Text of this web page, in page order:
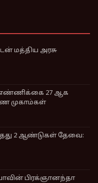
மத்திய அரசு
எண்ணிக்கை 27 ஆக
முகாம்கள்
2 ஆண்டுகள் தேவை:
பிரக்ஞானந்தா